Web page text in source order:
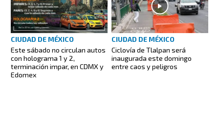
CIUDAD DE MÉXICO
Este sábado no circulan autos
con holograma 1 y 2,
terminación impar, en CDMX y
Edomex
CIUDAD DE MÉXICO
Ciclovía de Tlalpan será
inaugurada este domingo
entre caos y peligros